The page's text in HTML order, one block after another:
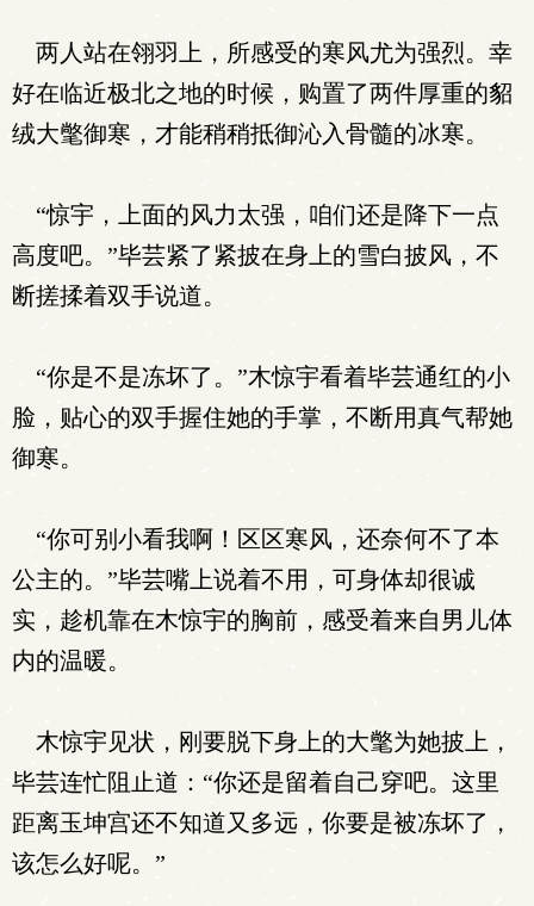
两人站在翎羽上，所感受的寒风尤为强烈。幸
好在临近极北之地的时候，购置了两件厚重的貂
绒大氅御寒，才能稍稍抵御沁入骨髓的冰寒。
“惊宇，上面的风力太强，咱们还是降下一点
高度吧。”毕芸紧了紧披在身上的雪白披风，不
断搓揉着双手说道。
“你是不是冻坏了。”木惊宇看着毕芸通红的小
脸，贴心的双手握住她的手掌，不断用真气帮她
御寒。
“你可别小看我啊！区区寒风，还奈何不了本
公主的。”毕芸嘴上说着不用，可身体却很诚
实，趁机靠在木惊宇的胸前，感受着来自男儿体
内的温暖。
木惊宇见状，刚要脱下身上的大氅为她披上，
毕芸连忙阻止道：“你还是留着自己穿吧。这里
距离玉坤宫还不知道又多远，你要是被冻坏了，
该怎么好呢。”